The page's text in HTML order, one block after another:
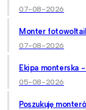
07-08-2026
Monter
07-08-2026
Ekipa monterska
05-08-2026
Poszukuję